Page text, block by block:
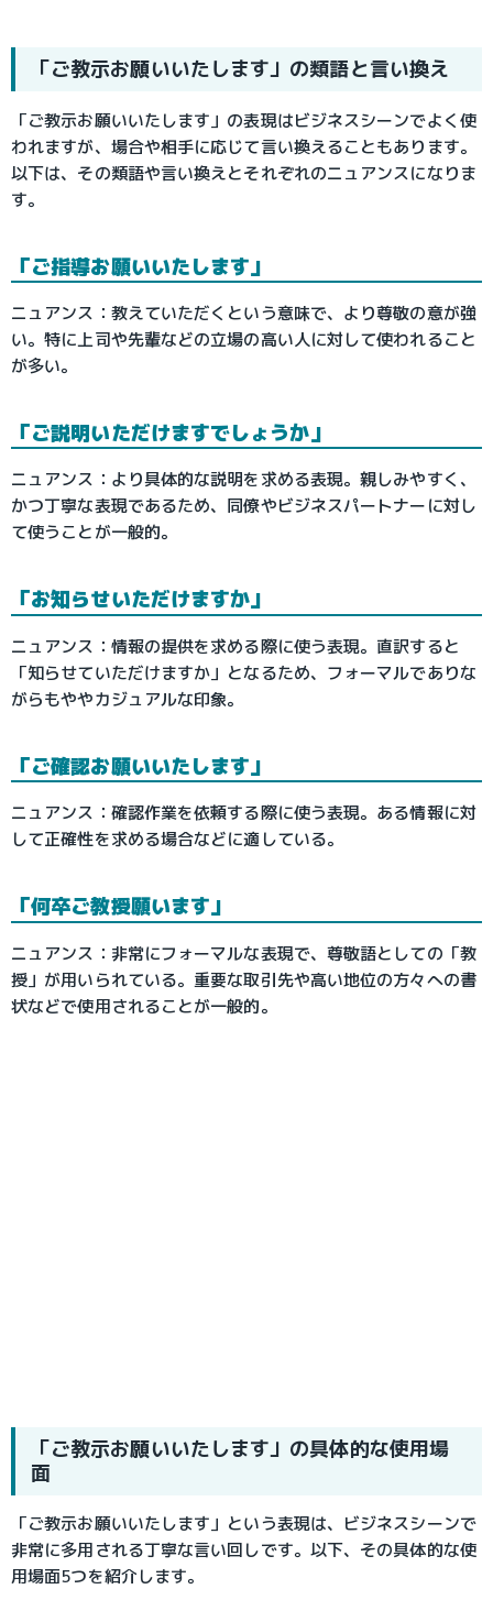
「ご教示お願いいたします」の類語と言い換え
「ご教示お願いいたします」の表現はビジネスシーンでよく使
われますが、場合や相手に応じて言い換えることもあります。
以下は、その類語や言い換えとそれぞれのニュアンスになりま
す。
「ご指導お願いいたします」
ニュアンス：教えていただくという意味で、より尊敬の意が強
い。特に上司や先輩などの立場の高い人に対して使われること
が多い。
「ご説明いただけますでしょうか」
ニュアンス：より具体的な説明を求める表現。親しみやすく、
かつ丁寧な表現であるため、同僚やビジネスパートナーに対し
て使うことが一般的。
「お知らせいただけますか」
ニュアンス：情報の提供を求める際に使う表現。直訳すると
「知らせていただけますか」となるため、フォーマルでありな
がらもややカジュアルな印象。
「ご確認お願いいたします」
ニュアンス：確認作業を依頼する際に使う表現。ある情報に対
して正確性を求める場合などに適している。
「何卒ご教授願います」
ニュアンス：非常にフォーマルな表現で、尊敬語としての「教
授」が用いられている。重要な取引先や高い地位の方々への書
状などで使用されることが一般的。
「ご教示お願いいたします」の具体的な使用場
面
「ご教示お願いいたします」という表現は、ビジネスシーンで
非常に多用される丁寧な言い回しです。以下、その具体的な使
用場面5つを紹介します。